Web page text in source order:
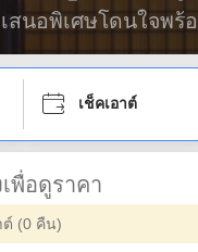
สนอพิเศษโดนใจพร้
เช็คเอาต์
พื่อดูราคา
ต์ (0 คืน)